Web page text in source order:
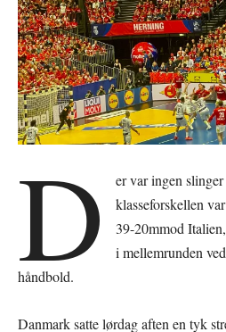
D
er var ingen
klasseforskellen
39-20mmod
i mellemrunden
håndbold.
Danmark satte lørdag aften en tyk